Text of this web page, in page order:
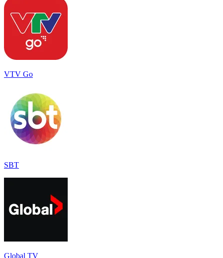
VTV Go
SBT
Global TV